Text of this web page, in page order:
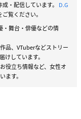
・配信しています。 D.G
覧ください。
・舞台・俳優などの情
品、VTuberなどストリー
しています。
役立ち情報など、女性オ
ます。